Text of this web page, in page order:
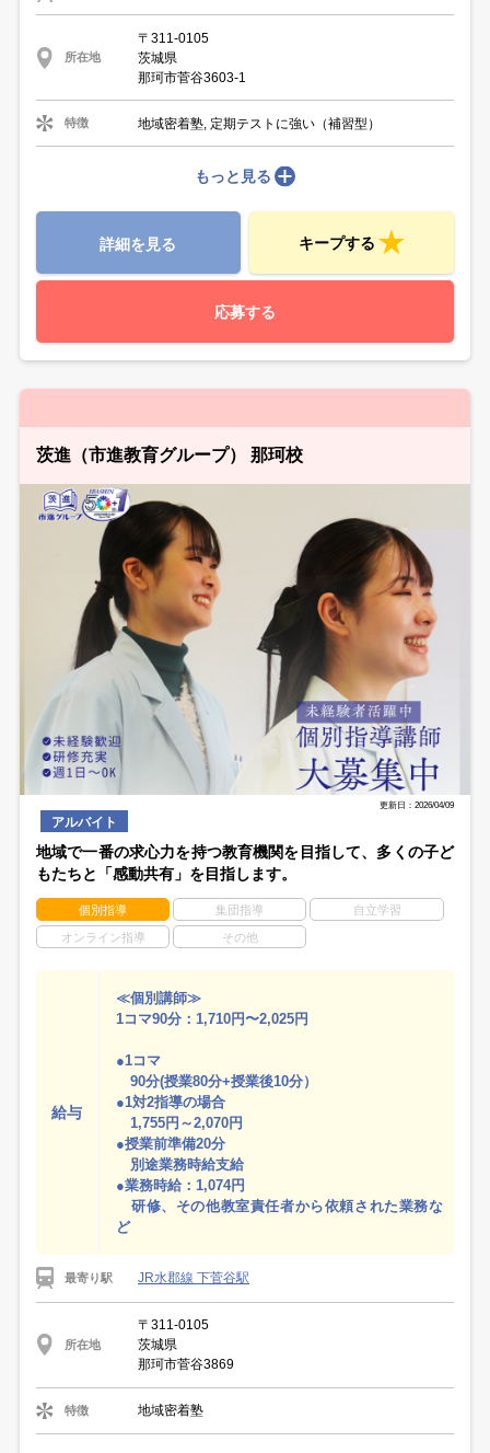
所在地
〒311-0105
茨城県
那珂市菅谷3603-1
特徴 地域密着塾, 定期テストに強い（補習型）
もっと見る
詳細を見る キープする
応募する
茨進（市進教育グループ） 那珂校
更新日：2026/04/09
アルバイト
地域で一番の求心力を持つ教育機関を目指して、多くの子ど
もたちと「感動共有」を目指します。
個別指導 集団指導 自立学習
オンライン指導 その他
給与
≪個別講師≫
1コマ90分：1,710円〜2,025円
●1コマ
90分(授業80分+授業後10分）
●1対2指導の場合
1,755円～2,070円
●授業前準備20分
別途業務時給支給
●業務時給：1,074円
研修、その他教室責任者から依頼された業務な
ど
最寄り駅 JR水郡線 下菅谷駅
所在地
〒311-0105
茨城県
那珂市菅谷3869
特徴 地域密着塾